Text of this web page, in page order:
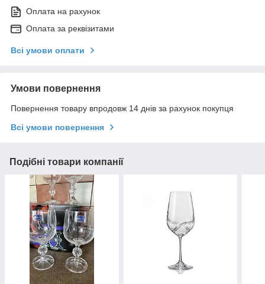
Оплата на рахунок
Оплата за реквізитами
Всі умови оплати
Умови повернення
Повернення товару впродовж 14 днів за рахунок покупця
Всі умови повернення
Подібні товари компанії